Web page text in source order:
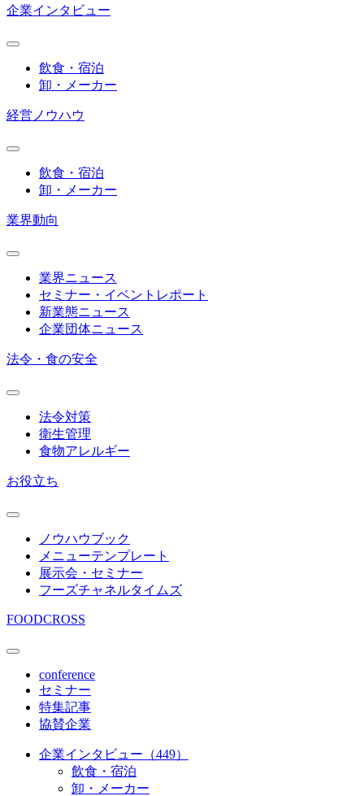
企業インタビュー
飲食・宿泊
卸・メーカー
経営ノウハウ
飲食・宿泊
卸・メーカー
業界動向
業界ニュース
セミナー・イベントレポート
新業態ニュース
企業団体ニュース
法令・食の安全
法令対策
衛生管理
食物アレルギー
お役立ち
ノウハウブック
メニューテンプレート
展示会・セミナー
フーズチャネルタイムズ
FOODCROSS
conference
セミナー
特集記事
協賛企業
企業インタビュー（449）
飲食・宿泊
卸・メーカー